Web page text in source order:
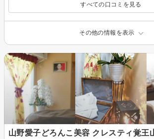
すべての口コミを見る
その他の情報を表示
山野愛子どろんこ美容 クレスティ覚王